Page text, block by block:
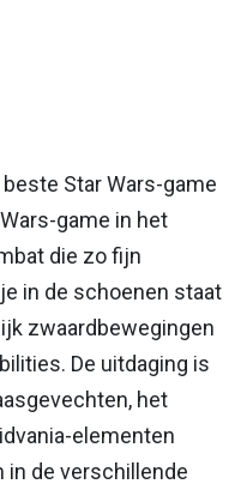
Star Wars-game
game in het
die zo fijn
in de schoenen staat
zwaardbewegingen
De uitdaging is
het
elementen
in de verschillende